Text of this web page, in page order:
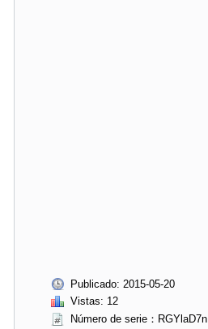
Publicado: 2015-05-20
Vistas: 12
Número de serie：RGYlaD7n